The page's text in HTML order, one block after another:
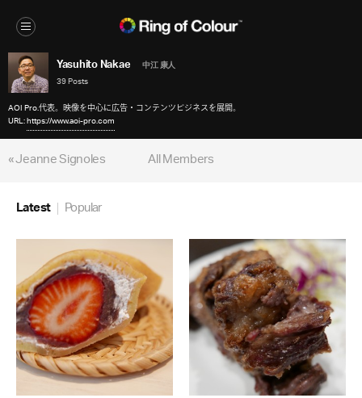
Yasuhito Nakae
中江 康人
39 Posts
AOI Pro.代表。映像を中心に広告・コンテンツビジネスを展開。
URL:https://www.aoi-pro.com
« Jeanne Signoles
All Members
Latest Popular